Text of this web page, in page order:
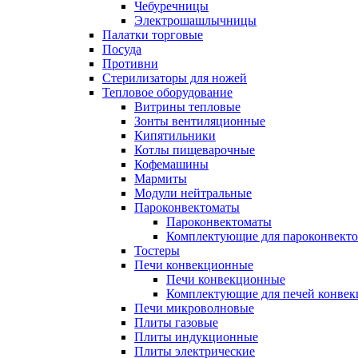
Чебуречницы
Электрошашлычницы
Палатки торговые
Посуда
Противни
Стерилизаторы для ножей
Тепловое оборудование
Витрины тепловые
Зонты вентиляционные
Кипятильники
Котлы пищеварочные
Кофемашины
Мармиты
Модули нейтральные
Пароконвектоматы
Пароконвектоматы
Комплектующие для
Тостеры
Печи конвекционные
Печи конвекционные
Комплектующие для печей
Печи микроволновые
Плиты газовые
Плиты индукционные
Плиты электрические